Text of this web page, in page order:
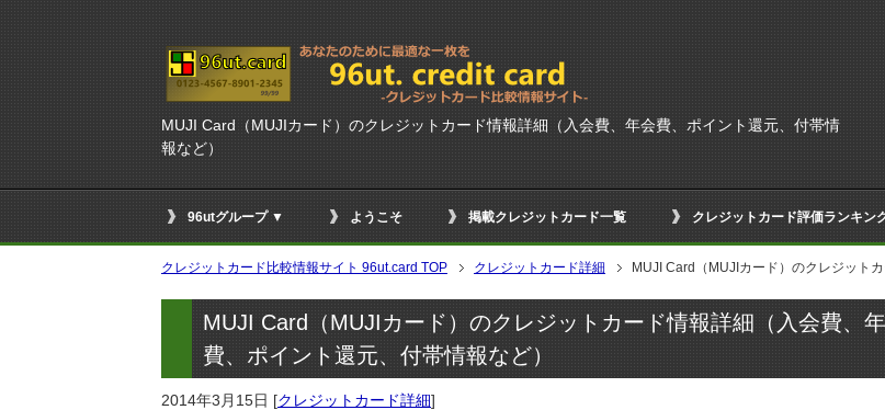
MUJI Card（MUJIカード）のクレジットカード情報詳細（入会費、年会費、ポイント還元、付帯情
報など）
96utグループ ▼ ようこそ 掲載クレジットカード一覧 クレジットカード評価ランキン
クレジットカード比較情報サイト 96ut.card TOP クレジットカード詳細 MUJI Card（MUJIカード）のクレジット
MUJI Card（MUJIカード）のクレジットカード情報詳細（入会費、
費、ポイント還元、付帯情報など）
2014年3月15日 [クレジットカード詳細]